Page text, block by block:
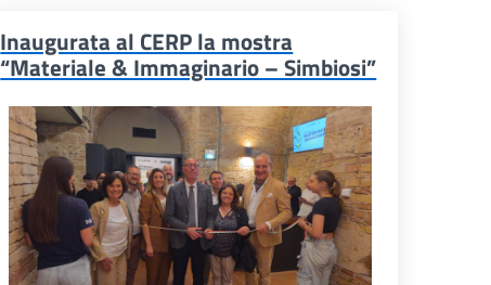
Inaugurata al CERP la mostra
“Materiale & Immaginario – Simbiosi”